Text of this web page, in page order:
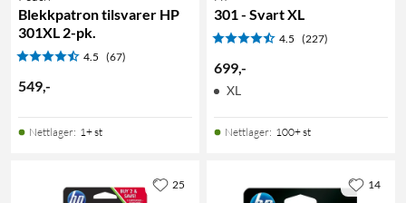
Blekkpatron tilsvarer HP
301XL 2-pk.
4.5 (67)
549,-
Nettlager: 1+ st
301 - Svart XL
4.5 (227)
699,-
XL
Nettlager: 100+ st
25 14